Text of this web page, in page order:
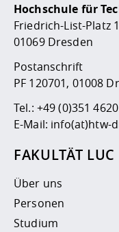
Hochschule für
Friedrich-List-Platz 1
01069 Dresden
Postanschrift
PF 120701, 01008
Tel.: +49 (0)351 4620
E-Mail: info(at)htw-
FAKULTÄT LUC
Über uns
Personen
Studium